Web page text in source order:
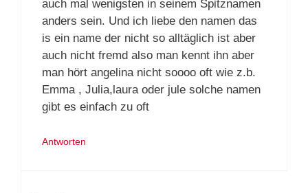
auch mal wenigsten in seinem Spitznamen
anders sein. Und ich liebe den namen das
is ein name der nicht so alltäglich ist aber
auch nicht fremd also man kennt ihn aber
man hört angelina nicht soooo oft wie z.b.
Emma , Julia,laura oder jule solche namen
gibt es einfach zu oft
Antworten